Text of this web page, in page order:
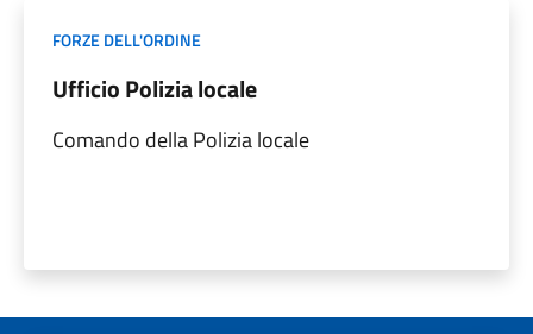
FORZE DELL'ORDINE
Ufficio Polizia locale
Comando della Polizia locale